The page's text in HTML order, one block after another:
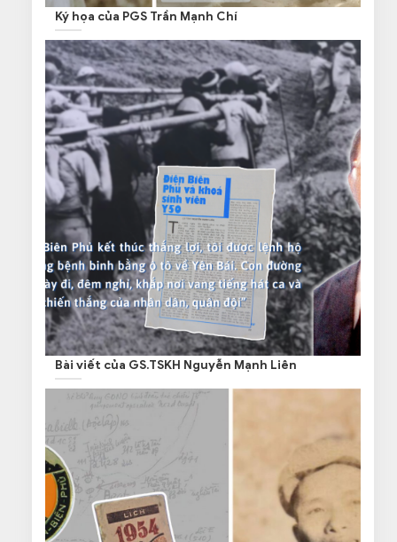
Ký họa của PGS Trần Mạnh Chí
Bài viết của GS.TSKH Nguyễn Mạnh Liên